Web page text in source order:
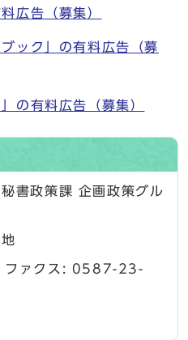
広告（募集）
ック」の有料広告（募
の有料広告（募集）
書政策課 企画政策グル
ファクス: 0587-23-